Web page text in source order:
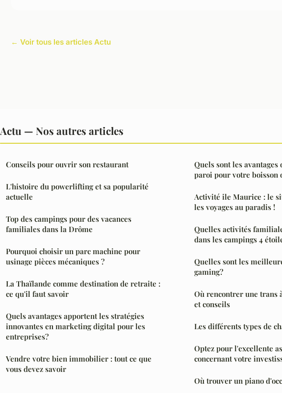
← Voir tous les articles Actu
Actu — Nos autres articles
Conseils pour ouvrir son restaurant
L'histoire du powerlifting et sa popularité
actuelle
Top des campings pour des vacances
familiales dans la Drôme
Pourquoi choisir un parc machine pour
usinage pièces mécaniques ?
La Thaïlande comme destination de retraite :
ce qu'il faut savoir
Quels avantages apportent les stratégies
innovantes en marketing digital pour les
entreprises?
Vendre votre bien immobilier : tout ce que
vous devez savoir
Quels sont les avantages
paroi pour votre boisson
Activité ile Maurice : le
les voyages au paradis !
Quelles activités
dans les campings 4
Quelles sont les
gaming?
Où rencontrer une trans
et conseils
Les différents types de
Optez pour l'excellente
concernant votre
Où trouver un piano